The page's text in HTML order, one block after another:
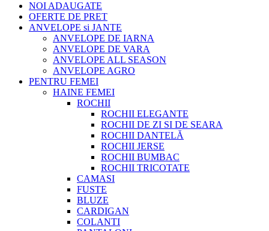
NOI ADAUGATE
OFERTE DE PRET
ANVELOPE si JANTE
ANVELOPE DE IARNA
ANVELOPE DE VARA
ANVELOPE ALL SEASON
ANVELOPE AGRO
PENTRU FEMEI
HAINE FEMEI
ROCHII
ROCHII ELEGANTE
ROCHII DE ZI SI DE SEARA
ROCHII DANTELĂ
ROCHII JERSE
ROCHII BUMBAC
ROCHII TRICOTATE
CAMASI
FUSTE
BLUZE
CARDIGAN
COLANTI